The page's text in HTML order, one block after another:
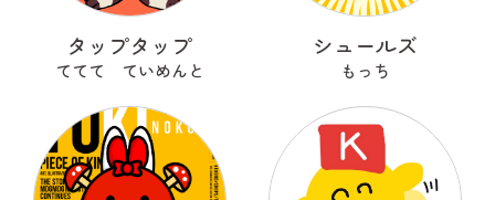
タップタップ
ててて ていめんと
シュールズ
もっち